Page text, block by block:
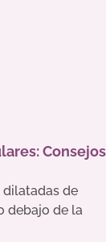
Consejos
dilatadas de
debajo de la